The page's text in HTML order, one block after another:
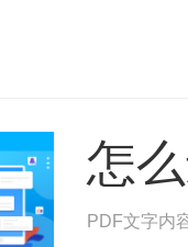
怎
PDF文字内